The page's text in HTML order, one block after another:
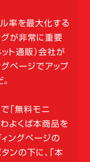
ル率を最大化する
グが非常に重要
ト通販）会社が
グページでアップ
「無料モニ
よくば本商品を
ングページの
ンの下に、「本